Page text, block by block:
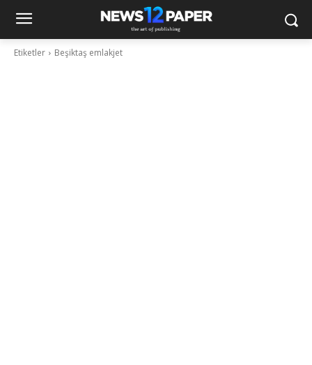
Etiketler Beşiktaş emlakjet